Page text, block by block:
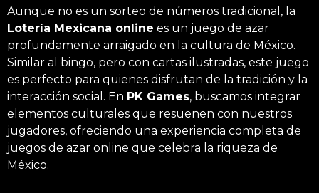
Aunque no es un sorteo de números tradicional, la
Lotería Mexicana online es un juego de azar
profundamente arraigado en la cultura de México.
Similar al bingo, pero con cartas ilustradas, este juego
es perfecto para quienes disfrutan de la tradición y la
interacción social. En PK Games, buscamos integrar
elementos culturales que resuenen con nuestros
jugadores, ofreciendo una experiencia completa de
juegos de azar online que celebra la riqueza de
México.